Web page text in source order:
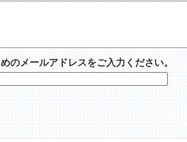
のメールアドレスをご入力ください。